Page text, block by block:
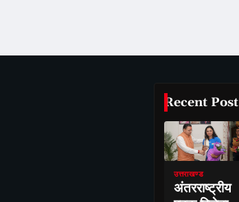
Recent Post
उत्तराखण्ड
अंतरराष्ट्रीय